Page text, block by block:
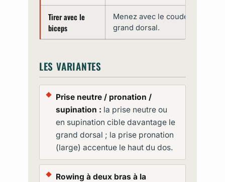
Tirer avec le
biceps
Menez avec le coude,
grand dorsal.
LES VARIANTES
Prise neutre / pronation /
supination : la prise neutre ou
en supination cible davantage le
grand dorsal ; la prise pronation
(large) accentue le haut du dos.
Rowing à deux bras à la